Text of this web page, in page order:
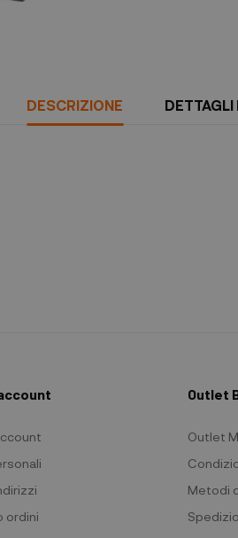
DESCRIZIONE DETTAGLI
ordini
Outlet
Outlet
Metodi